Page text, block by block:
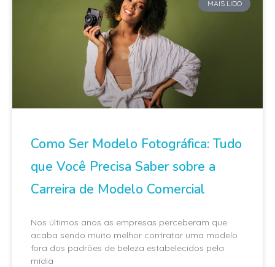
MAIS LIDO
Como Ser Modelo Fotográfica: Tudo
que Você Precisa Saber sobre a
Carreira de Modelo Comercial
Nos últimos anos as empresas perceberam que
acaba sendo muito melhor contratar uma modelo
fora dos padrões de beleza estabelecidos pela
mídia